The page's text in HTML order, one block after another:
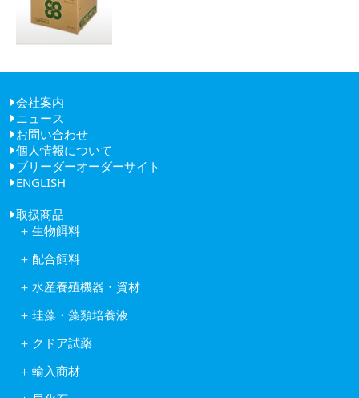
会社案内
ごあいさつ
経営理念
健康経営
会社概要
アクセス
ニュース
お問い合わせ
個人情報について
ブリーダーオーダーサイト
ENGLISH
取扱商品
生物餌料
ワムシ
アルテミア
コペポーダ
タマミジンコ休眠卵
配合飼料
株式会社ヒガシマル
フィード・ワン株式会社
林兼産業株式会社
日本農産工業株式会社
水産養殖機器・資材
岩崎紫外線殺菌システム
水産用酸素ガス発生装置
活魚移送用ポンプピンピンZ型
自動給餌機
珪藻・藻類培養液
藻類培養液KW21
含水ケイ酸ゲルカルチャー
Reed Mariculture社製品
クドア試薬
輸入商材